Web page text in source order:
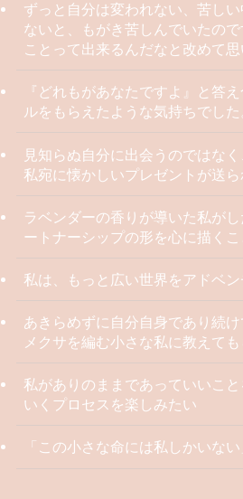
ずっと自分は変われない、苦し
ないと、もがき苦しんでいたの
ことって出来るんだなと改めて思
『どれもがあなたですよ』と答
ルをもらえたような気持ちでした
見知らぬ自分に出会うのではな
私宛に懐かしいプレゼントが送
ラベンダーの香りが導いた私が
ートナーシップの形を心に描くこ
私は、もっと広い世界をアドベ
あきらめずに自分自身であり続
メクサを編む小さな私に教えても
私がありのままであっていいこ
いくプロセスを楽しみたい
「この小さな命には私しかいない